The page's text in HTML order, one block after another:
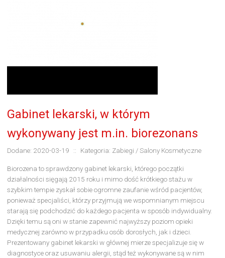
Gabinet lekarski, w którym
wykonywany jest m.in. biorezonans
Dodane: 2020-03-19 :: Kategoria: Zabiegi / Salony Kosmetyczne
Biorozena to sprawdzony gabinet lekarski, którego początki
działalności sięgają 2015 roku i mimo dość krótkiego stażu w
szybkim tempie zyskał sobie ogromne zaufanie wśród pacjentów,
ponieważ specjaliści, którzy przyjmują we wspomnianym miejscu
starają się podchodzić do każdego pacjenta w sposób indywidualny.
Dzięki temu są oni w stanie zapewnić najwyższy poziom opieki
medycznej zarówno w przypadku osób dorosłych, jak i dzieci.
Prezentowany gabinet lekarski w głównej mierze specjalizuje się w
diagnostyce oraz usuwaniu alergii, stąd też wykonywane są w nim